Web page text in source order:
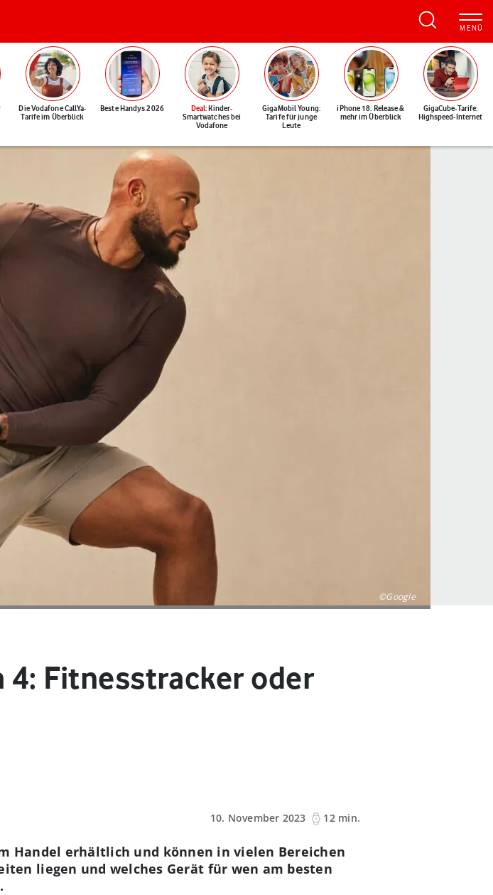
Die Vodafone CallYa-
Tarife im Überblick
Beste Handys 2026 Deal: Kinder-
Smartwatches bei
Vodafone
GigaMobil Young:
Tarife für junge
Leute
iPhone 18: Release &
mehr im Überblick
GigaCube-Tarife:
Highspeed-Internet
©Google
4: Fitnesstracker oder
10. November 2023
12 min.
Handel erhältlich und können in vielen Bereichen
liegen und welches Gerät für wen am besten